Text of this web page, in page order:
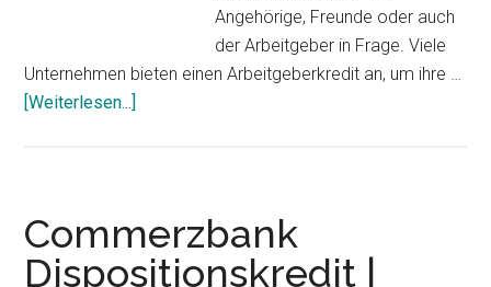
Angehörige, Freunde oder auch
der Arbeitgeber in Frage. Viele
Unternehmen bieten einen Arbeitgeberkredit an, um ihre …
[Weiterlesen...]
Nachteile
Commerzbank
Dispositionskredit |